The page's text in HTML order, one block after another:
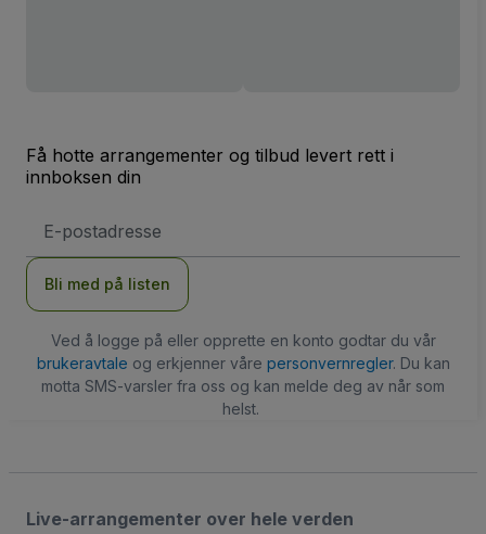
Få hotte arrangementer og tilbud levert rett i
innboksen din
postadresse
Bli med på listen
Ved å logge på eller opprette en konto godtar du vår
brukeravtale og erkjenner våre personvernregler. Du kan
motta SMS-varsler fra oss og kan melde deg av når som
helst.
Live-arrangementer over hele verden